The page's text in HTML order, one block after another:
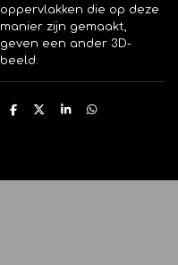
oppervlakken die op deze
manier zijn gemaakt,
geven een ander 3D-
beeld.
D
D
S
D